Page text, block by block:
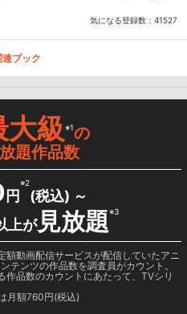
気になる登録数： 41527
連ブック
大級※1の
題作品数
円
※2
(税込) ～
上が見放題※3
額動画配信サービスが配信していたアニ
テンツの作品数を調査員がカウント。
作品数のカウントにあたって、TVシリ
月額760円(税込)